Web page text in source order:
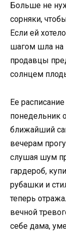
Больше не
сорняки,
Если ей
шагом шла на
продавцы
солнцем
Ее
понедельник
ближайший
вечерам
слушая шум
гардероб,
рубашки и
теперь
вечной
себе дама,